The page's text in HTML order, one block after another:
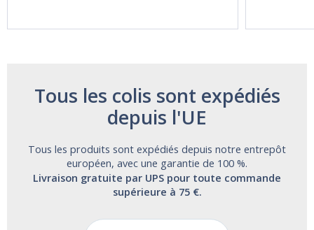
Tous les colis sont expédiés
depuis l'UE
Tous les produits sont expédiés depuis notre entrepôt
européen, avec une garantie de 100 %.
Livraison gratuite par UPS pour toute commande
supérieure à 75 €.